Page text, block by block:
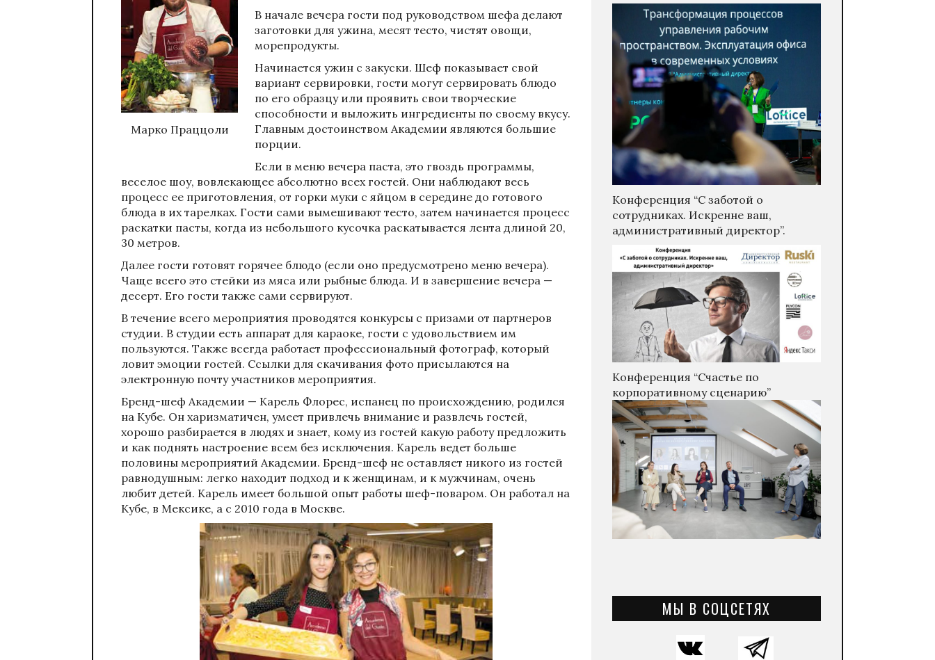
Марко Праццоли
В начале вечера гости под руководством шефа делают
заготовки для ужина, месят тесто, чистят овощи,
морепродукты.
Начинается ужин с закуски. Шеф показывает свой
вариант сервировки, гости могут сервировать блюдо
по его образцу или проявить свои творческие
способности и выложить ингредиенты по своему вкусу.
Главным достоинством Академии являются большие
порции.
Если в меню вечера паста, это гвоздь программы,
веселое шоу, вовлекающее абсолютно всех гостей. Они наблюдают весь
процесс ее приготовления, от горки муки с яйцом в середине до готового
блюда в их тарелках. Гости сами вымешивают тесто, затем начинается процесс
раскатки пасты, когда из небольшого кусочка раскатывается лента длиной 20,
30 метров.
Далее гости готовят горячее блюдо (если оно предусмотрено меню вечера).
Чаще всего это стейки из мяса или рыбные блюда. И в завершение вечера —
десерт. Его гости также сами сервируют.
В течение всего мероприятия проводятся конкурсы с призами от партнеров
студии. В студии есть аппарат для караоке, гости с удовольствием им
пользуются. Также всегда работает профессиональный фотограф, который
ловит эмоции гостей. Ссылки для скачивания фото присылаются на
электронную почту участников мероприятия.
Бренд-шеф Академии — Карель Флорес, испанец по происхождению, родился
на Кубе. Он харизматичен, умеет привлечь внимание и развлечь гостей,
хорошо разбирается в людях и знает, кому из гостей какую работу предложить
и как поднять настроение всем без исключения. Карель ведет больше
половины мероприятий Академии. Бренд-шеф не оставляет никого из гостей
равнодушным: легко находит подход и к женщинам, и к мужчинам, очень
любит детей. Карель имеет большой опыт работы шеф-поваром. Он работал на
Кубе, в Мексике, а с 2010 года в Москве.
Конференция “С заботой о
сотрудниках. Искренне ваш,
административный директор”.
Конференция “Счастье по
корпоративному сценарию”
МЫ В СОЦСЕТЯХ